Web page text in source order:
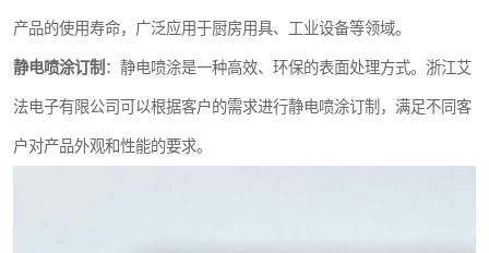
产品的使用寿命，广泛应用于厨房用具、工业设备等领域。
静电喷涂订制 ：静电喷涂是一种高效、环保的表面处理方式。浙江艾
法电子有限公司可以根据客户的需求进行静电喷涂订制，满足不同客
户对产品外观和性能的要求。